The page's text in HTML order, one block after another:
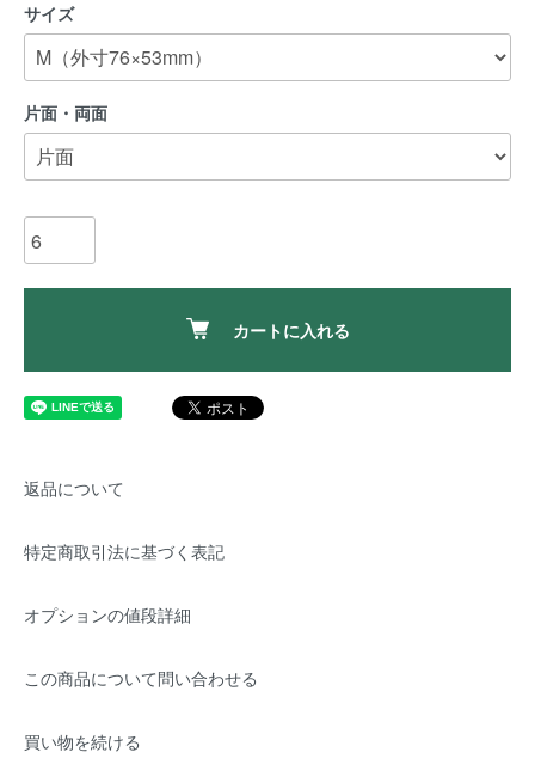
サイズ
片面・両面
カートに入れる
返品について
特定商取引法に基づく表記
オプションの値段詳細
この商品について問い合わせる
買い物を続ける